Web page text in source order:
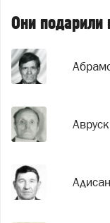
Они подарили